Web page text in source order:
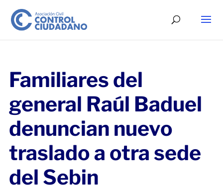
Familiares del
general Raúl Baduel
denuncian nuevo
traslado a otra sede
del Sebin